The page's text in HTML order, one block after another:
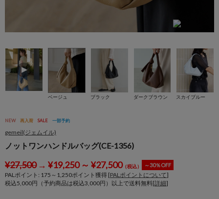
ベージュ ブラック ダークブラウン スカイブルー
NEW 再入荷 SALE 一部予約
gemeil(ジェムイル)
ノットワンハンドルバッグ(CE-1356)
¥27,500→ ¥19,250～ ¥27,500（税込） ～30％OFF
PALポイント: 175 ～ 1,250ポイント獲得 [PALポイントについて]
税込5,000円（予約商品は税込3,000円）以上で送料無料[詳細]